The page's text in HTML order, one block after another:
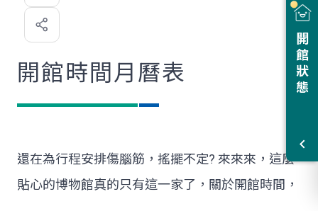
開館狀態
喜
歡
開館時間月曆表
還在為行程安排傷腦筋，搖擺不定? 來來來，這麼
貼心的博物館真的只有這一家了，關於開館時間，